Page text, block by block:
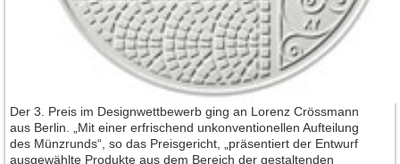
Der 3. Preis im Designwettbewerb ging an Lorenz Crössmann
aus Berlin. „Mit einer erfrischend unkonventionellen Aufteilung
des Münzrunds“, so das Preisgericht, „präsentiert der Entwurf
ausgewählte Produkte aus dem Bereich der gestaltenden